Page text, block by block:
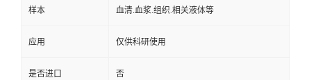
样本 血清.血浆.组织.相关液体等
应用 仅供科研使用
是否进口 否